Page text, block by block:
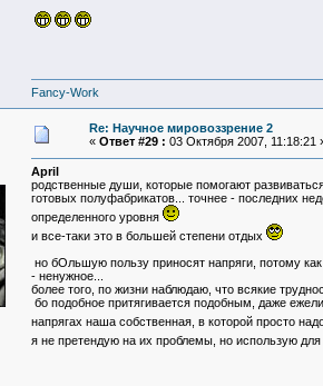
Fancy-Work
Re: Научное мировоззрение 2
« Ответ #29 : 03 Октября 2007, 11:18:21
April
родственные души, которые помогают
готовых полуфабрикатов... точнее - последних
определенного уровня
и все-таки это в большей степени отдых
но бОльшую пользу приносят напряги, потому
- ненужное...
более того, по жизни наблюдаю, что всякие
бо подобное притягивается подобным, даже
напрягах наша собственная, в которой просто
я не претендую на их проблемы, но использую